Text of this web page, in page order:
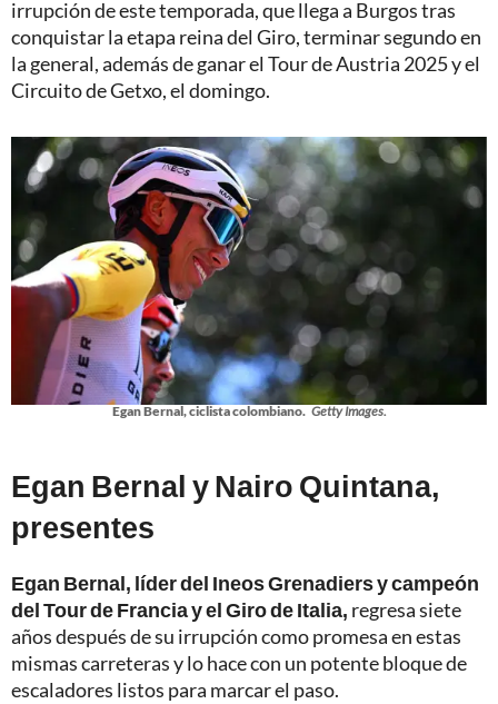
irrupción de este temporada, que llega a Burgos tras
conquistar la etapa reina del Giro, terminar segundo en
la general, además de ganar el Tour de Austria 2025 y el
Circuito de Getxo, el domingo.
Egan Bernal, ciclista colombiano. Getty Images.
Egan Bernal y Nairo Quintana,
presentes
Egan Bernal, líder del Ineos Grenadiers y campeón
del Tour de Francia y el Giro de Italia, regresa siete
años después de su irrupción como promesa en estas
mismas carreteras y lo hace con un potente bloque de
escaladores listos para marcar el paso.